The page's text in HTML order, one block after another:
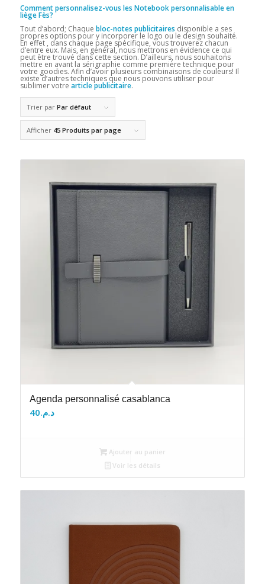
Comment personnalisez-vous les Notebook personnalisable en
liège Fès?
Tout d’abord; Chaque bloc-notes publicitaires disponible a ses
propres options pour y incorporer le logo ou le design souhaité.
En effet , dans chaque page spécifique, vous trouverez chacun
d’entre eux. Mais, en général, nous mettrons en évidence ce qui
peut être trouvé dans cette section. D’ailleurs, nous souhaitons
mettre en avant la sérigraphie comme première technique pour
votre goodies. Afin d’avoir plusieurs combinaisons de couleurs! Il
existe d’autres techniques que nous pouvons utiliser pour
sublimer votre article publicitaire.
Trier par Par défaut
Afficher 45 Produits par page
Agenda personnalisé casablanca
د.م.40
Ajouter au panier
Voir les détails